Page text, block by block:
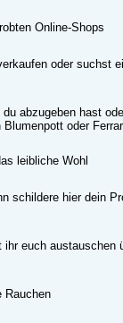
Online-Shops
oder suchst
abzugeben hast
oder
leibliche Wohl
schildere hier dein
ihr euch austauschen
Rauchen